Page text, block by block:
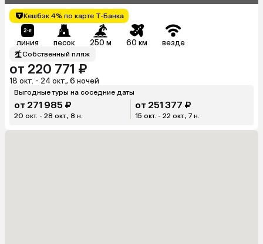
Кешбэк 4% по карте Т-Банка
линия песок 250 м 60 км везде
Собственный пляж
от 220 771 ₽
18 окт. - 24 окт., 6 ночей
Выгодные туры на соседние даты
от 271 985 ₽
20 окт. - 28 окт., 8 н.
от 251 377 ₽
15 окт. - 22 окт., 7 н.